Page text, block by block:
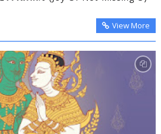
View More